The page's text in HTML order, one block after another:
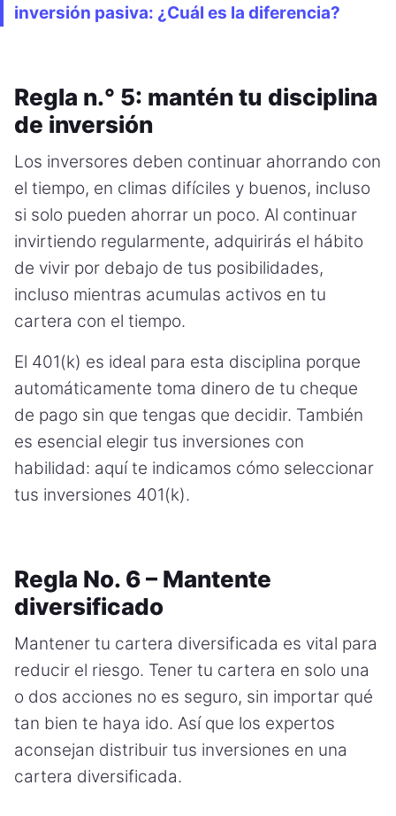
inversión pasiva: ¿Cuál es la diferencia?
Regla n.° 5: mantén tu disciplina
de inversión
Los inversores deben continuar ahorrando con
el tiempo, en climas difíciles y buenos, incluso
si solo pueden ahorrar un poco. Al continuar
invirtiendo regularmente, adquirirás el hábito
de vivir por debajo de tus posibilidades,
incluso mientras acumulas activos en tu
cartera con el tiempo.
El 401(k) es ideal para esta disciplina porque
automáticamente toma dinero de tu cheque
de pago sin que tengas que decidir. También
es esencial elegir tus inversiones con
habilidad: aquí te indicamos cómo seleccionar
tus inversiones 401(k).
Regla No. 6 – Mantente
diversificado
Mantener tu cartera diversificada es vital para
reducir el riesgo. Tener tu cartera en solo una
o dos acciones no es seguro, sin importar qué
tan bien te haya ido. Así que los expertos
aconsejan distribuir tus inversiones en una
cartera diversificada.